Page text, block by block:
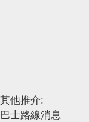
其他推介:
巴士路線消息